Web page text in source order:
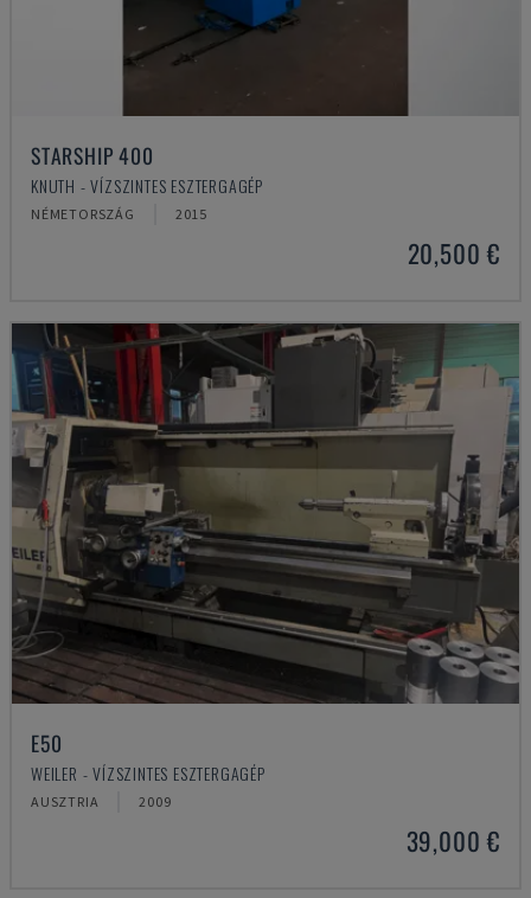
STARSHIP 400
KNUTH - VÍZSZINTES ESZTERGAGÉP
NÉMETORSZÁG 2015
20,500 €
E50
WEILER - VÍZSZINTES ESZTERGAGÉP
AUSZTRIA 2009
39,000 €